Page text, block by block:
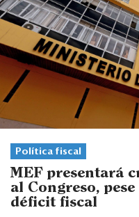
¿Qué está
Sectores y Empresas
Management
Economía y
Legal y Política
Eventos
Política fiscal
MEF presentará
al Congreso,
déficit fiscal